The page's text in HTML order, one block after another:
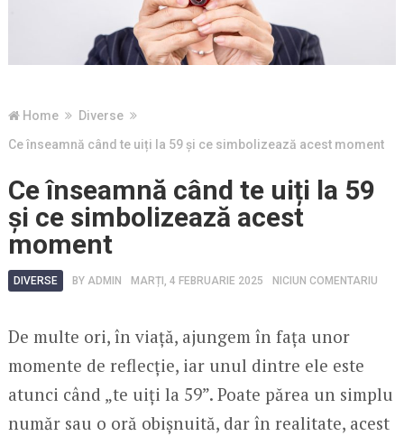
Home
Diverse
Ce înseamnă când te uiți la 59 și ce simbolizează acest moment
Ce înseamnă când te uiți la 59
și ce simbolizează acest
moment
DIVERSE BY ADMIN MARȚI, 4 FEBRUARIE 2025 NICIUN COMENTARIU
De multe ori, în viață, ajungem în fața unor
momente de reflecție, iar unul dintre ele este
atunci când „te uiți la 59”. Poate părea un simplu
număr sau o oră obișnuită, dar în realitate, acest